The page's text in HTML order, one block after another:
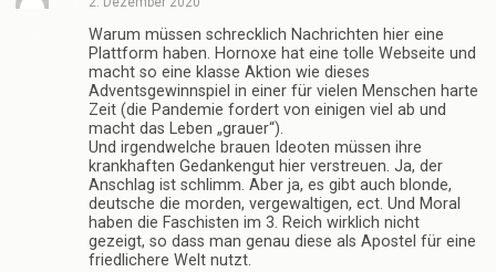
Warum müssen schrecklich Nachrichten hier eine
Plattform haben. Hornoxe hat eine tolle Webseite und
macht so eine klasse Aktion wie dieses
Adventsgewinnspiel in einer für vielen Menschen harte
Zeit (die Pandemie fordert von einigen viel ab und
macht das Leben „grauer“).
Und irgendwelche brauen Ideoten müssen ihre
krankhaften Gedankengut hier verstreuen. Ja, der
Anschlag ist schlimm. Aber ja, es gibt auch blonde,
deutsche die morden, vergewaltigen, ect. Und Moral
haben die Faschisten im 3. Reich wirklich nicht
gezeigt, so dass man genau diese als Apostel für eine
friedlichere Welt nutzt.